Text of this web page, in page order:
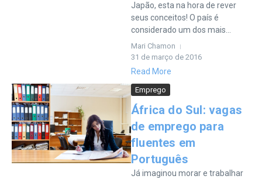
Japão, esta na hora de rever
seus conceitos! O país é
considerado um dos mais...
Mari Chamon
31 de março de 2016
Read More
Emprego
África do Sul: vagas
de emprego para
fluentes em
Português
Já imaginou morar e trabalhar